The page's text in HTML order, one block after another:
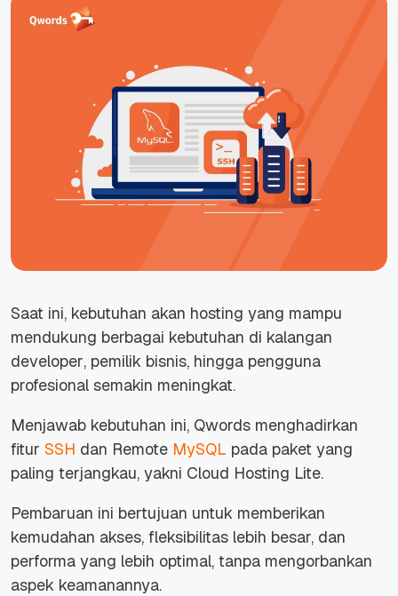
Saat ini, kebutuhan akan hosting yang mampu
mendukung berbagai kebutuhan di kalangan
developer, pemilik bisnis, hingga pengguna
profesional semakin meningkat.
Menjawab kebutuhan ini, Qwords menghadirkan
fitur SSH dan Remote MySQL pada paket yang
paling terjangkau, yakni Cloud Hosting Lite.
Pembaruan ini bertujuan untuk memberikan
kemudahan akses, fleksibilitas lebih besar, dan
performa yang lebih optimal, tanpa mengorbankan
aspek keamanannya.